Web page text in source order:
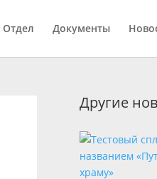
Отдел Документы
Другие